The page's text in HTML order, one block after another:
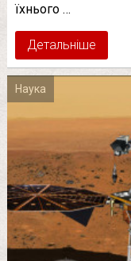
їхнього …
Детальніше
Наука